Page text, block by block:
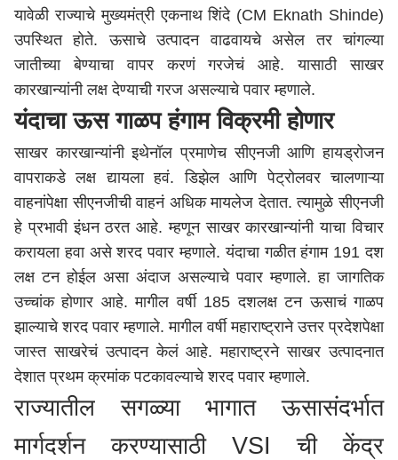
यावेळी राज्याचे मुख्यमंत्री एकनाथ शिंदे (CM Eknath Shinde)
उपस्थित होते. ऊसाचे उत्पादन वाढवायचे असेल तर चांगल्या
जातीच्या बेण्याचा वापर करणं गरजेचं आहे. यासाठी साखर
कारखान्यांनी लक्ष देण्याची गरज असल्याचे पवार म्हणाले.
यंदाचा ऊस गाळप हंगाम विक्रमी होणार
साखर कारखान्यांनी इथेनॉल प्रमाणेच सीएनजी आणि हायड्रोजन
वापराकडे लक्ष द्यायला हवं. डिझेल आणि पेट्रोलवर चालणाऱ्या
वाहनांपेक्षा सीएनजीची वाहनं अधिक मायलेज देतात. त्यामुळे सीएनजी
हे प्रभावी इंधन ठरत आहे. म्हणून साखर कारखान्यांनी याचा विचार
करायला हवा असे शरद पवार म्हणाले. यंदाचा गळीत हंगाम 191 दश
लक्ष टन होईल असा अंदाज असल्याचे पवार म्हणाले. हा जागतिक
उच्चांक होणार आहे. मागील वर्षी 185 दशलक्ष टन ऊसाचं गाळप
झाल्याचे शरद पवार म्हणाले. मागील वर्षी महाराष्ट्राने उत्तर प्रदेशपेक्षा
जास्त साखरेचं उत्पादन केलं आहे.महाराष्ट्रने साखर उत्पादनात
देशात प्रथम क्रमांक पटकावल्याचे शरद पवार म्हणाले.
राज्यातील सगळ्या भागात ऊसासंदर्भात
मार्गदर्शन करण्यासाठी VSI ची केंद्र